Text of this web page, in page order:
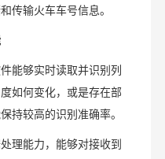
传输火车车号信息。
能够实时读取并识别列
如何变化，或是存在部
持较高的识别准确率。
理能力，能够对接收到